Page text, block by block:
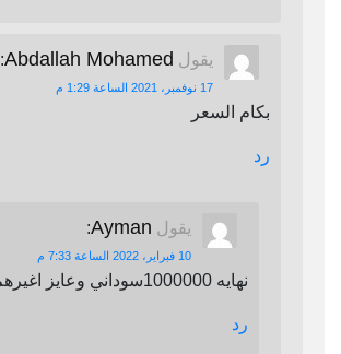
يقول Abdallah Mohamed
:
17 نوفمبر، 2021 الساعة 1:29 م
بكام السعر
رد
يقول Ayman
:
10 فبراير، 2022 الساعة 7:33 م
نهايه 1000000سوداني وعايز اغيرهم
رد